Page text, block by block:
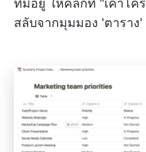
ที่มีอยู่ ให้คลิกที่ "เค้าโค
สลับจากมุมมอง 'ตาราง'